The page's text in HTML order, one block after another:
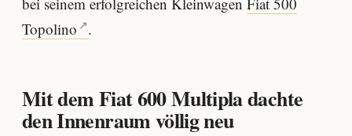
Topolino
.
Mit dem Fiat 600 Multipla dachte
den Innenraum völlig neu